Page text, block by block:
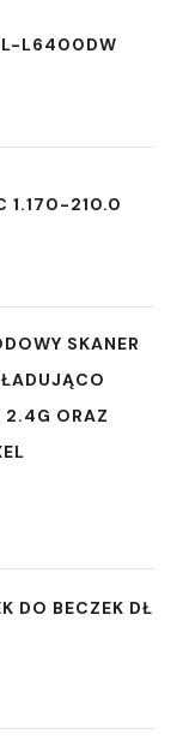
L6400DW
1.170-210.0
SKANER
2.4G ORAZ
DO BECZEK DŁ